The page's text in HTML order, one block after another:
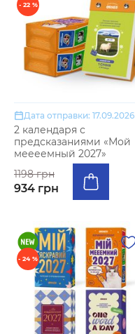
- 22 %
Дата отправки: 17.09.2026
2 календаря с
предсказаниями «Мой
меееемный 2027»
1198 грн
934 грн
- 24 %